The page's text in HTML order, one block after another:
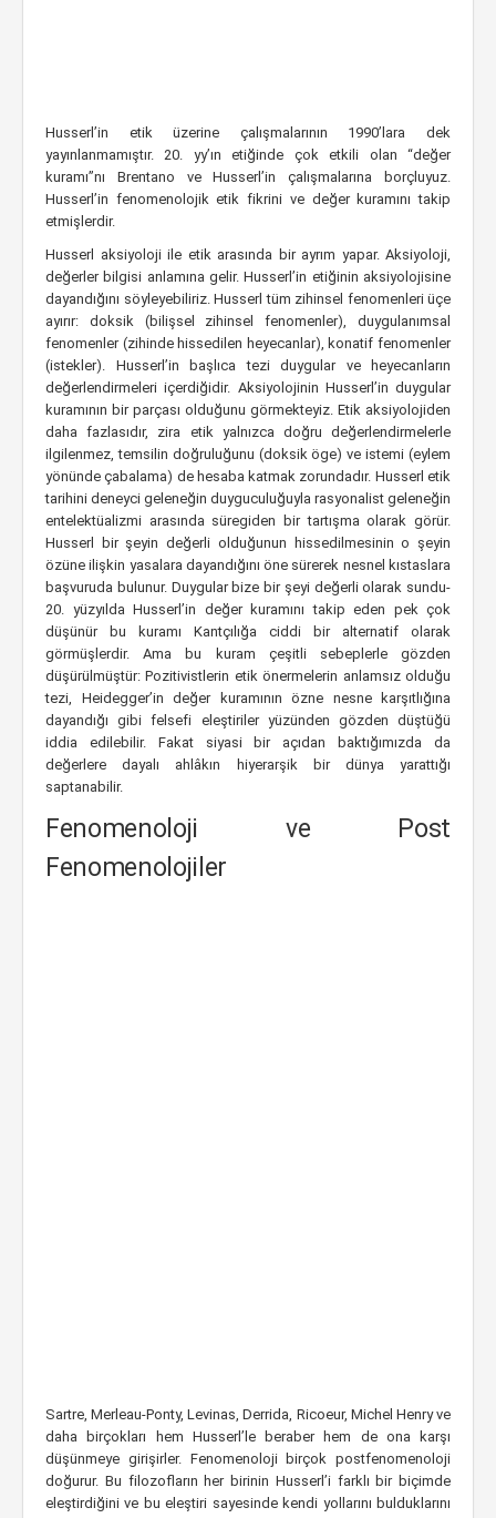
Husserl’in etik üzerine çalışmalarının 1990’lara dek
yayınlanmamıştır. 20. yy’ın etiğinde çok etkili olan “değer
kuramı”nı Brentano ve Husserl’in çalışmalarına borçluyuz.
Husserl’in fenomenolojik etik fikrini ve değer kuramını takip
etmişlerdir.
Husserl aksiyoloji ile etik arasında bir ayrım yapar. Aksiyoloji,
değerler bilgisi anlamına gelir. Husserl’in etiğinin aksiyolojisine
dayandığını söyleyebiliriz. Husserl tüm zihinsel fenomenleri üçe
ayırır: doksik (bilişsel zihinsel fenomenler), duygulanımsal
fenomenler (zihinde hissedilen heyecanlar), konatif fenomenler
(istekler). Husserl’in başlıca tezi duygular ve heyecanların
değerlendirmeleri içerdiğidir. Aksiyolojinin Husserl’in duygular
kuramının bir parçası olduğunu görmekteyiz. Etik aksiyolojiden
daha fazlasıdır, zira etik yalnızca doğru değerlendirmelerle
ilgilenmez, temsilin doğruluğunu (doksik öge) ve istemi (eylem
yönünde çabalama) de hesaba katmak zorundadır. Husserl etik
tarihini deneyci geleneğin duyguculuğuyla rasyonalist geleneğin
entelektüalizmi arasında süregiden bir tartışma olarak görür.
Husserl bir şeyin değerli olduğunun hissedilmesinin o şeyin
özüne ilişkin yasalara dayandığını öne sürerek nesnel kıstaslara
başvuruda bulunur. Duygular bize bir şeyi değerli olarak sundu-
20. yüzyılda Husserl’in değer kuramını takip eden pek çok
düşünür bu kuramı Kantçılığa ciddi bir alternatif olarak
görmüşlerdir. Ama bu kuram çeşitli sebeplerle gözden
düşürülmüştür: Pozitivistlerin etik önermelerin anlamsız olduğu
tezi, Heidegger’in değer kuramının özne nesne karşıtlığına
dayandığı gibi felsefi eleştiriler yüzünden gözden düştüğü
iddia edilebilir. Fakat siyasi bir açıdan baktığımızda da
değerlere dayalı ahlâkın hiyerarşik bir dünya yarattığı
saptanabilir.
Fenomenoloji ve Post
Fenomenolojiler
Sartre, Merleau-Ponty, Levinas, Derrida, Ricoeur, Michel Henry ve
daha birçokları hem Husserl’le beraber hem de ona karşı
düşünmeye girişirler. Fenomenoloji birçok postfenomenoloji
doğurur. Bu filozofların her birinin Husserl’i farklı bir biçimde
eleştirdiğini ve bu eleştiri sayesinde kendi yollarını bulduklarını